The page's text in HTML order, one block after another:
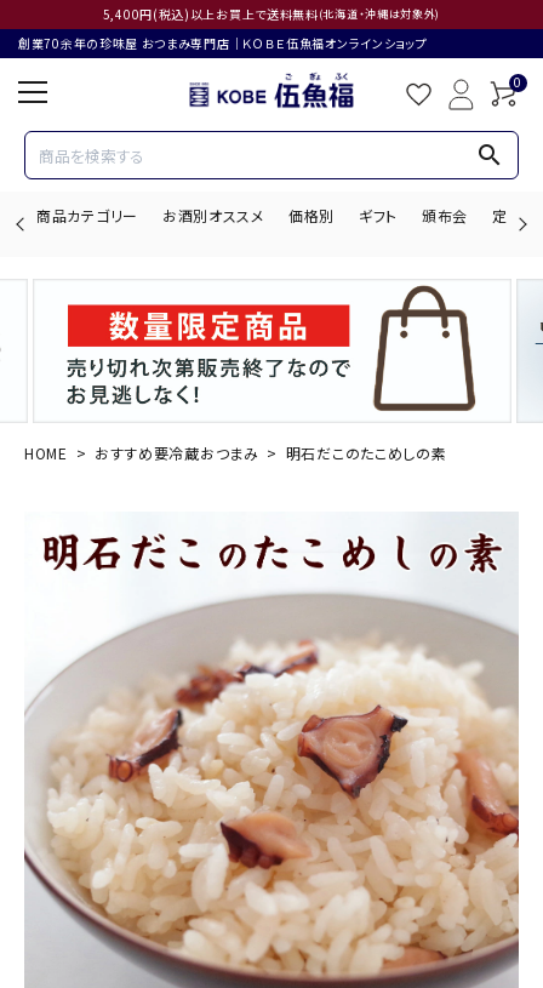
5,400円(税込)以上お買上で送料無料(北海道・沖縄は対象外)
創業70余年の珍味屋 おつまみ専門店│ＫＯＢＥ伍魚福オンラインショップ
0
search
商品カテゴリー お酒別オススメ 価格別 ギフト 頒布会 定期購
search
ACCOUNT MENU
商品カテゴリー
お酒別オススメ
価格別
お問い合わせ
ご利用ガイド
直営店
HOME おすすめ要冷蔵おつまみ 明石だこのたこめしの素